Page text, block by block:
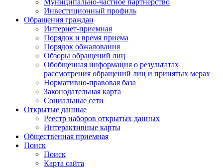
Муниципально-частное партнерство
Инвестиционный профиль
Обращения граждан
Интернет-приемная
Порядок и время приема
Порядок обжалования
Обзоры обращений лиц
Обобщенная информация о результатах
рассмотрения обращений лиц и принятых мерах
Нормативно-правовая база
Законодательная карта
Социальные сети
Открытые данные
Реестр наборов открытых данных
Интерактивные карты
Общественная приемная
Поиск
Поиск
Карта сайта